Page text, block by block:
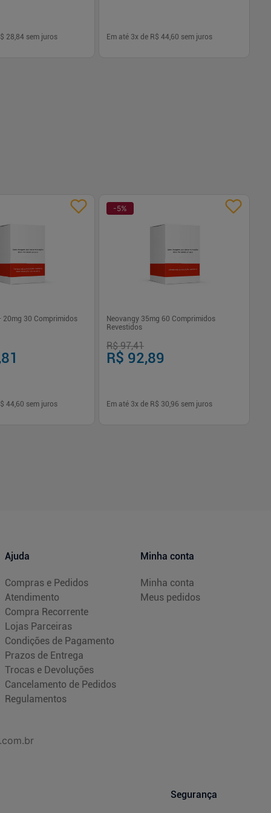
28,84 sem juros Em até 3x de R$ 44,60 sem juros
20mg 30 Comprimidos
44,60 sem juros
-5%
Neovangy 35mg 60 Comprimidos
Revestidos
R$ 97,41
R$ 92,89
Em até 3x de R$ 30,96 sem juros
Ajuda
Compras e Pedidos
Atendimento
Compra Recorrente
Lojas Parceiras
Condições de Pagamento
Prazos de Entrega
Trocas e Devoluções
Cancelamento de Pedidos
Regulamentos
Minha conta
Minha conta
Meus pedidos
Segurança